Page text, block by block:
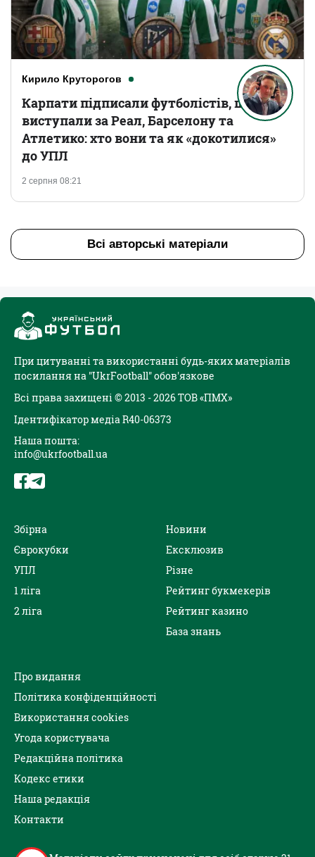
Кирило Круторогов
2 серпня 08:21
Карпати підписали футболістів, що
виступали за Реал, Барселону та
Атлетико: хто вони та як «докотилися»
до УПЛ
Всі авторські матеріали
При цитуванні та використанні будь-яких матеріалів
посилання на "UkrFootball" обов'язкове
Всі права захищені © 2013 - 2026 ТОВ «ПМХ»
Ідентифікатор медіа R40-06373
Наша пошта:
info@ukrfootball.ua
Збірна
Єврокубки
УПЛ
1 ліга
2 ліга
Новини
Ексклюзив
Різне
Рейтинг букмекерів
Рейтинг казино
База знань
Про видання
Політика конфіденційності
Використання cookies
Угода користувача
Редакційна політика
Кодекс етики
Наша редакція
Контакти